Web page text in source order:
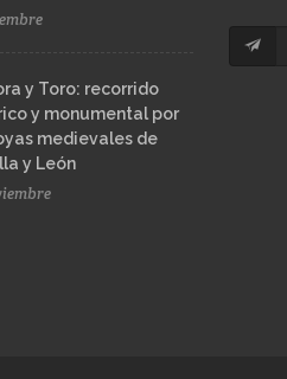
y Toro: recorrido
y monumental por
medievales de
y León